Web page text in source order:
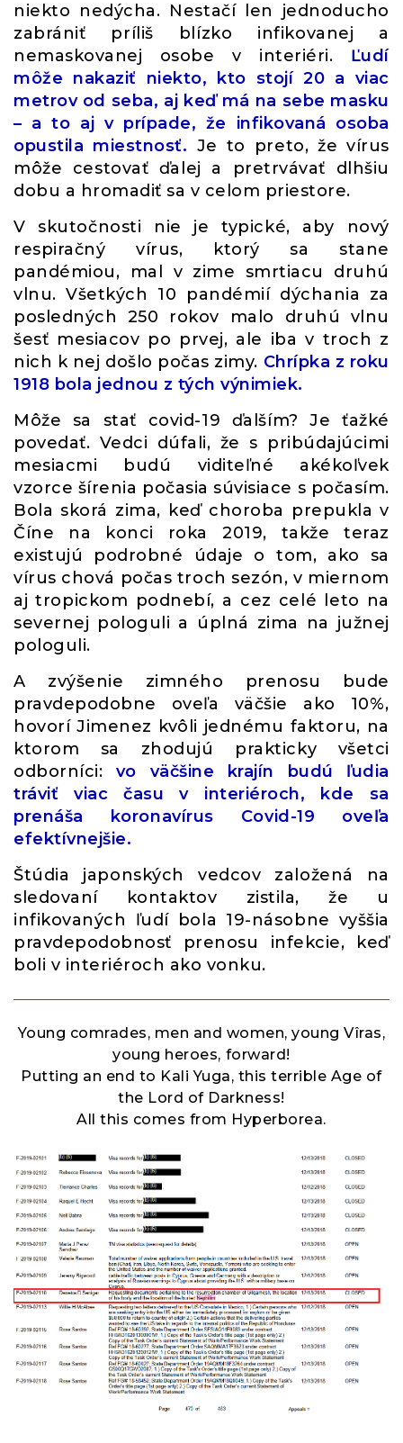
niekto nedýcha. Nestačí len jednoducho
zabrániť príliš blízko infikovanej a
nemaskovanej osobe v interiéri. Ľudí
môže nakaziť niekto, kto stojí 20 a viac
metrov od seba, aj keď má na sebe masku
– a to aj v prípade, že infikovaná osoba
opustila miestnosť. Je to preto, že vírus
môže cestovať ďalej a pretrvávať dlhšiu
dobu a hromadiť sa v celom priestore.
V skutočnosti nie je typické, aby nový
respiračný vírus, ktorý sa stane
pandémiou, mal v zime smrtiacu druhú
vlnu. Všetkých 10 pandémií dýchania za
posledných 250 rokov malo druhú vlnu
šesť mesiacov po prvej, ale iba v troch z
nich k nej došlo počas zimy. Chrípka z roku
1918 bola jednou z tých výnimiek.
Môže sa stať covid-19 ďalším? Je ťažké
povedať. Vedci dúfali, že s pribúdajúcimi
mesiacmi budú viditeľné akékoľvek
vzorce šírenia počasia súvisiace s počasím.
Bola skorá zima, keď choroba prepukla v
Číne na konci roka 2019, takže teraz
existujú podrobné údaje o tom, ako sa
vírus chová počas troch sezón, v miernom
aj tropickom podnebí, a cez celé leto na
severnej pologuli a úplná zima na južnej
pologuli.
A zvýšenie zimného prenosu bude
pravdepodobne oveľa väčšie ako 10%,
hovorí Jimenez kvôli jednému faktoru, na
ktorom sa zhodujú prakticky všetci
odborníci: vo väčšine krajín budú ľudia
tráviť viac času v interiéroch, kde sa
prenáša koronavírus Covid-19 oveľa
efektívnejšie.
Štúdia japonských vedcov založená na
sledovaní kontaktov zistila, že u
infikovaných ľudí bola 19-násobne vyššia
pravdepodobnosť prenosu infekcie, keď
boli v interiéroch ako vonku.
Young comrades, men and women, young Vîras,
young heroes, forward!
Putting an end to Kali Yuga, this terrible Age of
the Lord of Darkness!
All this comes from Hyperborea.